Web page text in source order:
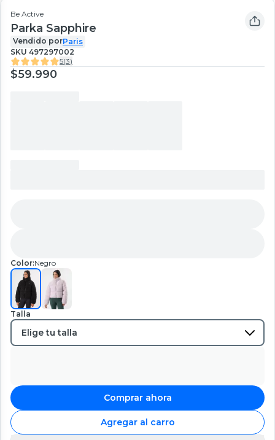
Be Active
Parka Sapphire
Vendido porParis
SKU 497297002
5(3)
$59.990
Color:Negro
Talla
Comprar ahora
Agregar al carro